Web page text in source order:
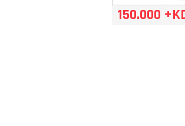
150.000